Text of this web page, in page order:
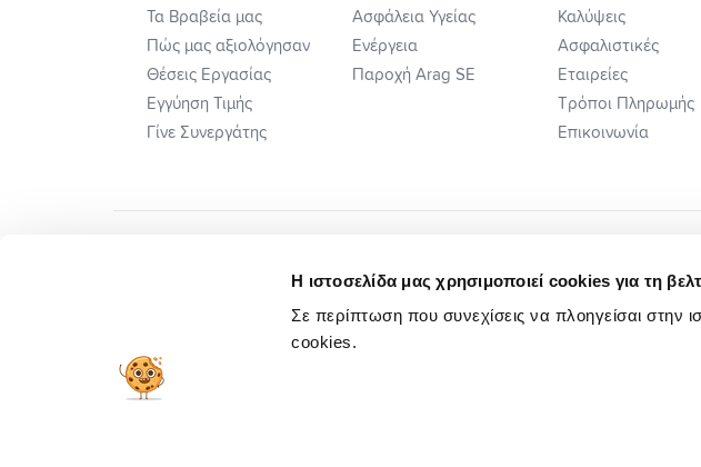
Η ιστοσελίδα μας χρησιμοποιεί cookies για τη
Σε περίπτωση που συνεχίσεις να πλοηγείσαι στην
cookies.
Τα Βραβεία μας
Πώς μας αξιολόγησαν
Θέσεις Εργασίας
Εγγύηση Τιμής
Γίνε Συνεργάτης
Ασφάλεια Υγείας
Ενέργεια
Παροχή Arag SE
Καλύψεις
Ασφαλιστικές
Εταιρείες
Τρόποι Πληρωμής
Επικοινωνία